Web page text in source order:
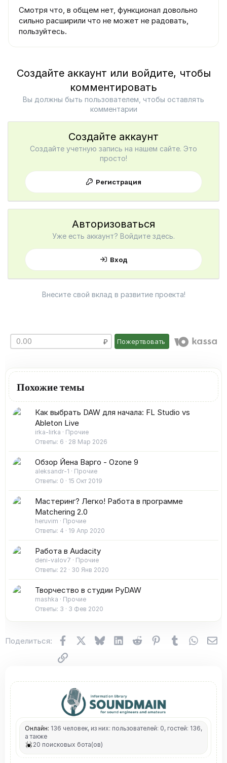
Смотря что, в общем нет, функционал довольно
сильно расширили что не может не радовать,
пользуйтесь.
Создайте аккаунт или войдите, чтобы
комментировать
Вы должны быть пользователем, чтобы оставлять
комментарии
Создайте аккаунт
Создайте учетную запись на нашем сайте. Это
просто!
Регистрация
Авторизоваться
Уже есть аккаунт? Войдите здесь.
Вход
Внесите свой вклад в развитие проекта!
Пожертвовать
Похожие темы
Как выбрать DAW для начала: FL Studio vs
Ableton Live
irka-lirka
Прочие
Ответы 6 28 Мар 2026
Обзор Йена Варго - Ozone 9
aleksandr-1
Прочие
Ответы 0 15 Окт 2019
Мастеринг? Легко! Работа в программе
Matchering 2.0
heruvim
Прочие
Ответы 4 19 Апр 2020
Работа в Audacity
deni-valov7
Прочие
Ответы 22 30 Янв 2020
Творчество в студии PyDAW
mashka
Прочие
Ответы 3 3 Фев 2020
Поделиться: FacebookX (Twitter)
BlueskyLinkedInReddit Pinterest
Tumblr
Ссылка
Онлайн: 136 человек, из них: пользователей: 0, гостей: 136,
а также
20 поисковых бота(ов)